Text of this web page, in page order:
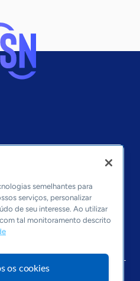
semelhantes para
serviços, personalizar
de seu interesse. Ao utilizar
tal monitoramento descrito
os cookies